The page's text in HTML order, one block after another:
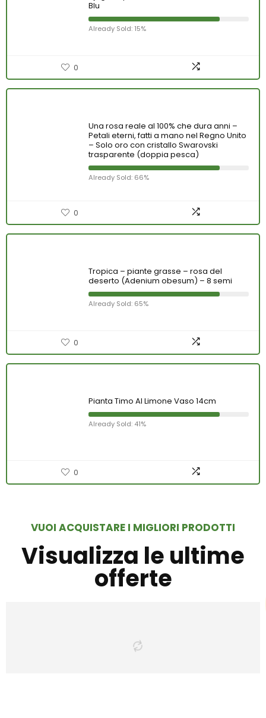
Blu
Already Sold: 15%
0
Una rosa reale al 100% che dura anni –
Petali eterni, fatti a mano nel Regno Unito
– Solo oro con cristallo Swarovski
trasparente (doppia pesca)
Already Sold: 66%
0
Tropica – piante grasse – rosa del
deserto (Adenium obesum) – 8 semi
Already Sold: 65%
0
Pianta Timo Al Limone Vaso 14cm
Already Sold: 41%
0
VUOI ACQUISTARE I MIGLIORI PRODOTTI
Visualizza le ultime
offerte